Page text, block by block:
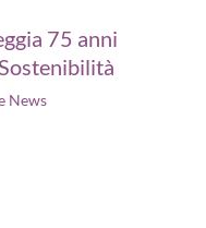
75 anni
News